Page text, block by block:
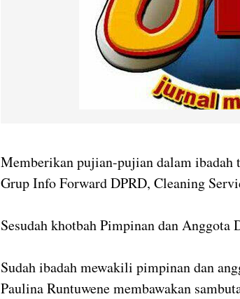
Memberikan pujian-pujian dalam ibadah
Grup Info Forward DPRD, Cleaning
Sesudah khotbah Pimpinan dan Anggota
Sudah ibadah mewakili pimpinan dan
Paulina Runtuwene membawakan